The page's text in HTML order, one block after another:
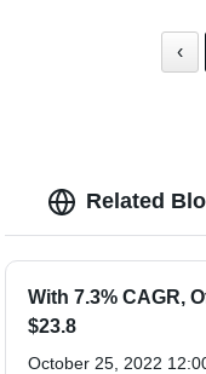
‹
Related
With 7.3% CAGR,
$23.8
October 25, 2022